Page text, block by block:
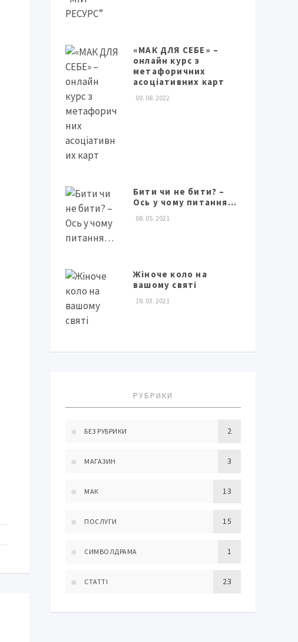
«МАК ДЛЯ СЕБЕ» –
онлайн курс з
метафоричних
асоціативних карт
09. 08. 2022
Бити чи не бити? –
Ось у чому питання…
08. 05. 2021
Жіноче коло на
вашому святі
18. 03. 2021
РУБРИКИ
БЕЗ РУБРИКИ 2
МАГАЗИН 3
МАК 13
ПОСЛУГИ 15
СИМВОЛДРАМА 1
СТАТТІ 23